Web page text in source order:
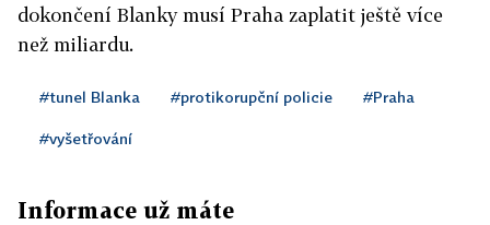
dokončení Blanky musí Praha zaplatit ještě více
než miliardu.
#tunel Blanka #protikorupční policie #Praha
#vyšetřování
Informace už máte